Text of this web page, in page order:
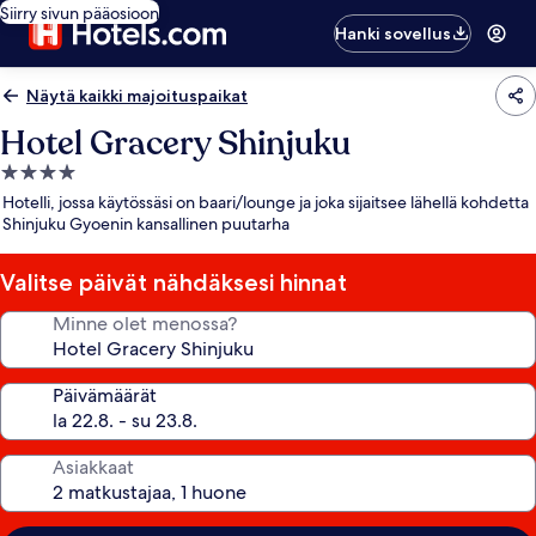
Siirry sivun pääosioon
Hanki sovellus
Näytä kaikki majoituspaikat
Hotel Gracery Shinjuku
4.0
tähden
majoituspaikka
Hotelli, jossa käytössäsi on baari/lounge ja joka sijaitsee lähellä kohdetta
Shinjuku Gyoenin kansallinen puutarha
Valitse päivät nähdäksesi hinnat
Minne olet menossa?
Päivämäärät
Asiakkaat